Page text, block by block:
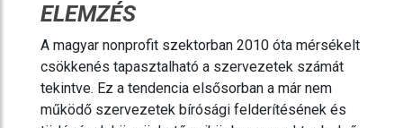
ELEMZÉS
A magyar nonprofit szektorban 2010 óta mérsékelt
csökkenés tapasztalható a szervezetek számát
tekintve. Ez a tendencia elsősorban a már nem
működő szervezetek bírósági felderítésének és